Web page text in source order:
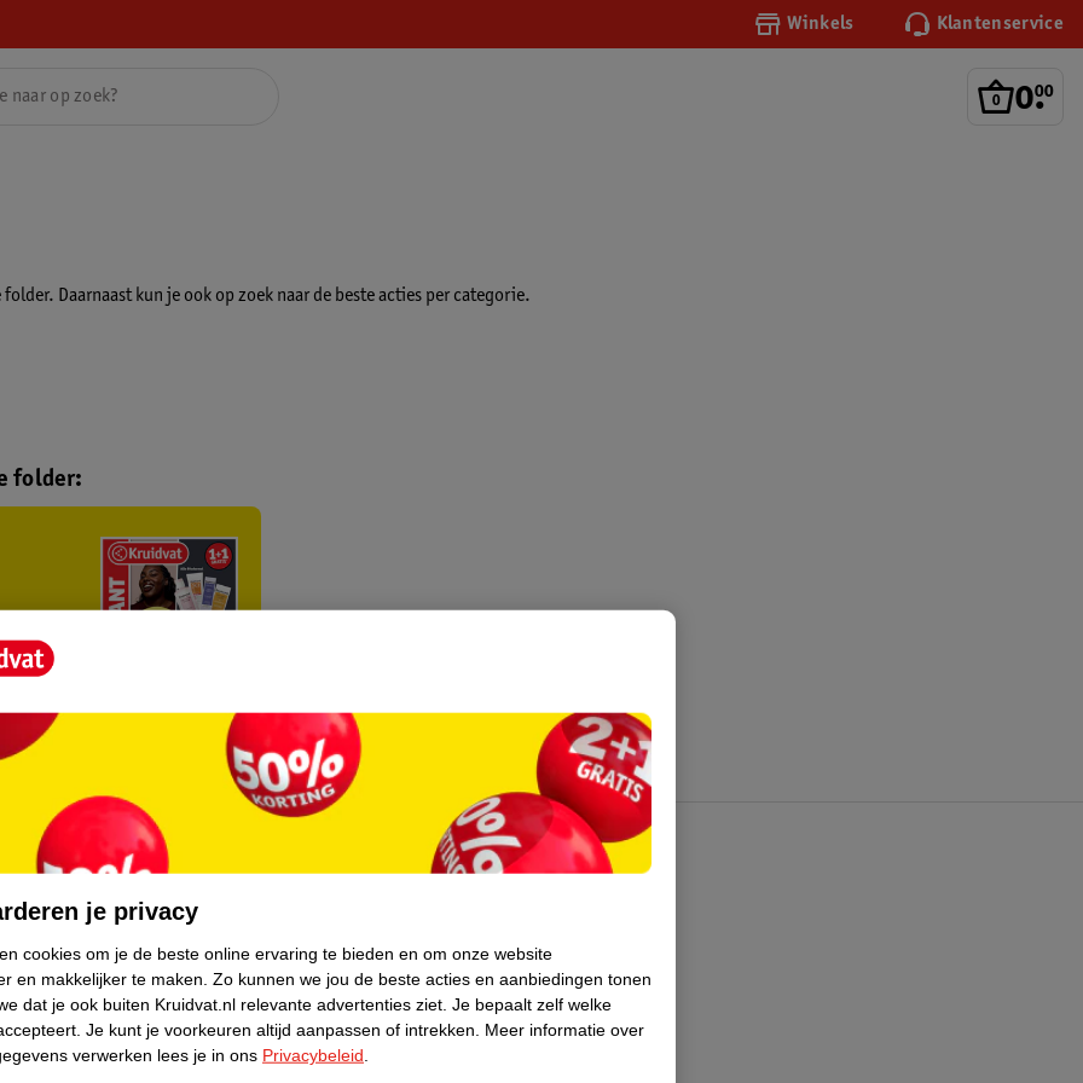
Winkels Klantenservice
0.
00
Daarnaast kun je ook op zoek naar de beste acties per categorie.
folder:
Over Kruidvat
Pers
Winkelformule
Bedrijfsgegevens
je privacy
cookies om je de beste online ervaring te bieden en om onze website
en makkelijker te maken. Zo kunnen we jou de beste acties en aanbiedingen tonen
dat je ook buiten Kruidvat.nl relevante advertenties ziet. Je bepaalt zelf welke
Je kunt je voorkeuren altijd aanpassen of intrekken.
Meer informatie over
verwerken lees je in ons Privacybeleid